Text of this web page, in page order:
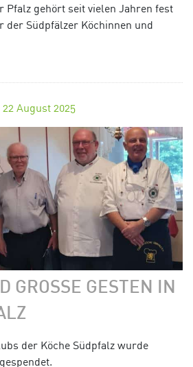
Pfalz gehört seit vielen Jahren fest
der Südpfälzer Köchinnen und
22 August 2025
GROSSE GESTEN IN D
der Köche Südpfalz wurde